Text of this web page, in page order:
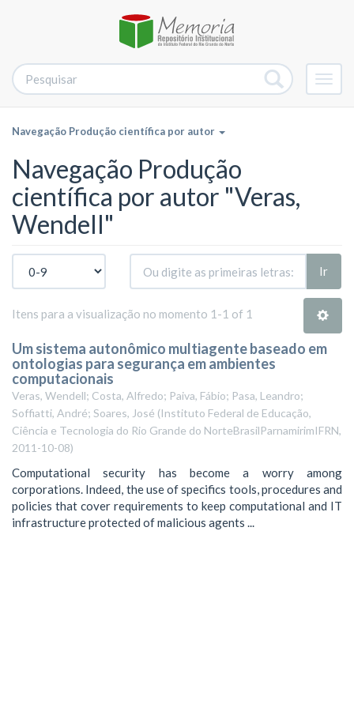
Navegação Produção científica por autor
Navegação Produção
científica por autor "Veras,
Wendell"
Ir
Itens para a visualização no momento 1-1 of 1
Um sistema autonômico multiagente baseado em
ontologias para segurança em ambientes
computacionais
Veras, Wendell; Costa, Alfredo; Paiva, Fábio; Pasa, Leandro;
Soffiatti, André; Soares, José (Instituto Federal de Educação,
Ciência e Tecnologia do Rio Grande do NorteBrasilParnamirimIFRN,
2011-10-08)
Computational security has become a worry among
corporations. Indeed, the use of specifics tools, procedures and
policies that cover requirements to keep computational and IT
infrastructure protected of malicious agents ...